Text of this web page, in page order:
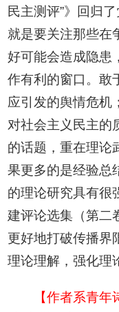
民主测评”》回归
就是要关注那些在
好可能会造成隐患
作有利的窗口。敢
应引发的舆情危机
对社会主义民主的
的话题，重在理论
果更多的是经验总
的理论研究具有很
建评论选集（第二
更好地打破传播界
理论理解，强化理
【作者系青